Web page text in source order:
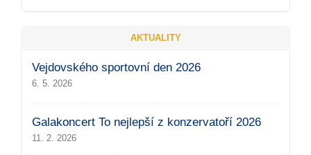
AKTUALITY
Vejdovského sportovní den 2026
6. 5. 2026
Galakoncert To nejlepší z konzervatoří 2026
11. 2. 2026